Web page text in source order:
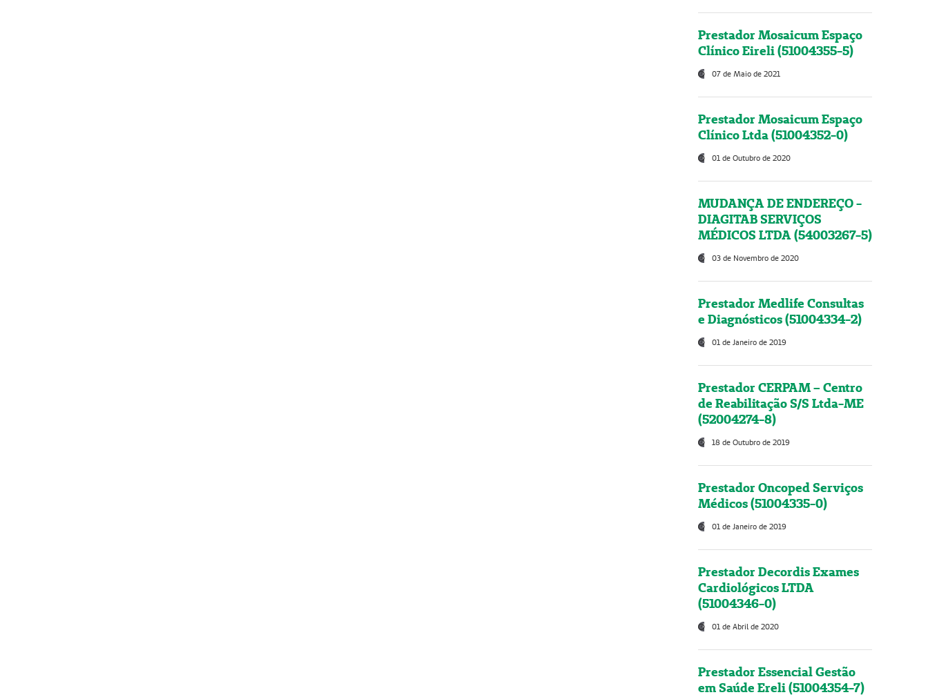
Prestador Mosaicum Espaço
Clínico Eireli (51004355-5)
07 de Maio de 2021
Prestador Mosaicum Espaço
Clínico Ltda (51004352-0)
01 de Outubro de 2020
MUDANÇA DE ENDEREÇO -
DIAGITAB SERVIÇOS
MÉDICOS LTDA (54003267-5)
03 de Novembro de 2020
Prestador Medlife Consultas
e Diagnósticos (51004334-2)
01 de Janeiro de 2019
Prestador CERPAM – Centro
de Reabilitação S/S Ltda-ME
(52004274-8)
18 de Outubro de 2019
Prestador Oncoped Serviços
Médicos (51004335-0)
01 de Janeiro de 2019
Prestador Decordis Exames
Cardiológicos LTDA
(51004346-0)
01 de Abril de 2020
Prestador Essencial Gestão
em Saúde Ereli (51004354-7)